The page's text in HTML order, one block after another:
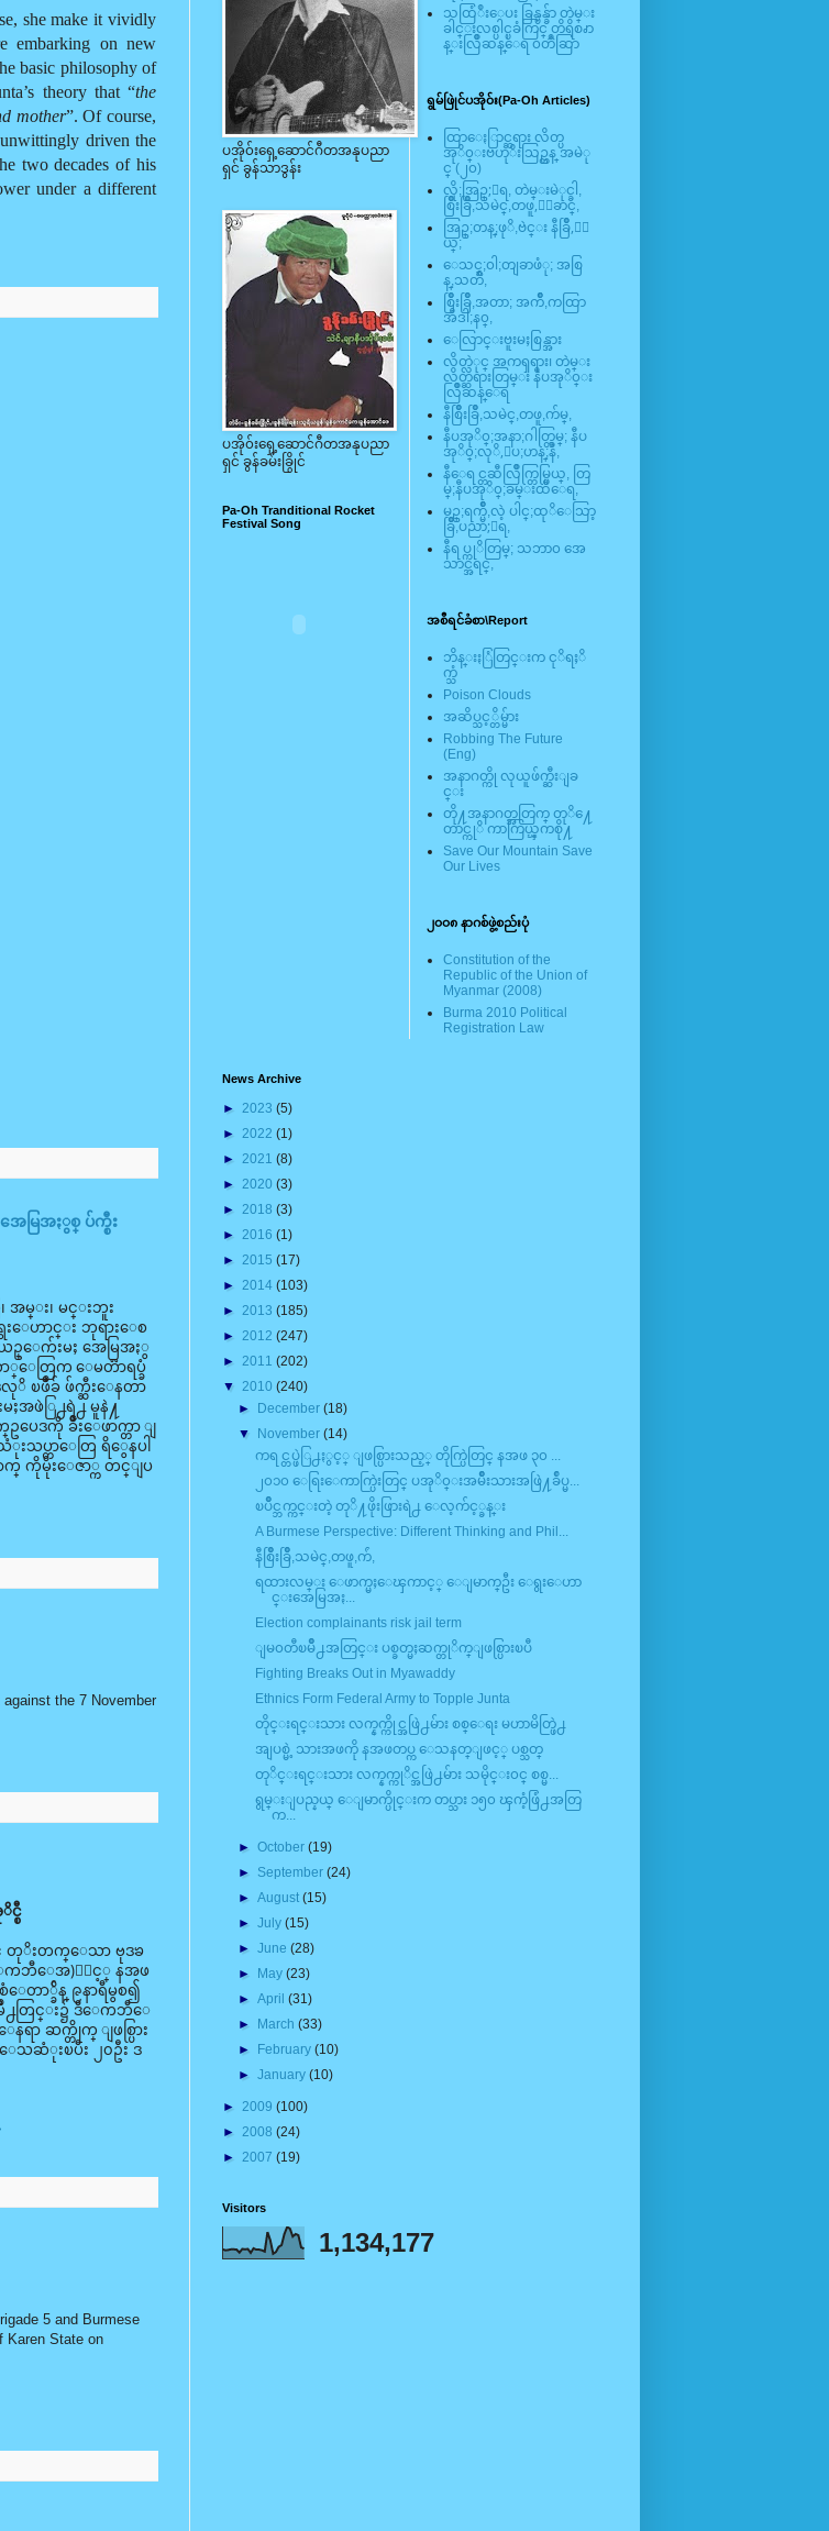
she make it vividly
embarking on new
basic philosophy of
theory that “the
mother”. Of course,
driven the
two decades of his
under a different
မြအႏွစ္ ပ်က္စီး
အမ္း၊ မင္းဘူး
ေဟာင္း ဘုရားေစ
ဥ္ေက်းမႈ အေမြအႏွ
ေတြက ေမတၱာရပ္ခံ
လုိ ၿဖိဳခ် ဖ်က္ဆီးေနတာ
ႈအဖဲြ႕ရဲ႕ မူနဲ႔
ေဒကို ခ်ဳိးေဖာက္တာ ျ
းသပ္တာေတြ ရိွေနပါ
ကိုမိုးေဇာ္က တင္ျပ
the 7 November
စီ
င္ တုိးတက္ေသာ ဗုဒၶ
ဒီေကဘီေအ)ႏွင့္ နအဖ
ေတာ္ခ်ိန္ ၉နာရီမွစ၍
႕တြင္း၌ ဒီေကဘီေ
ရာ ဆက္တိုက္ ျဖစ္ပြား
သဆံုးၿပီး ၂၀ဦး ဒ
5 and Burmese
Karen State on
ပအို၀်းရှေ့ဆောင်ဂီတအနုပညာ
ရှင် ခွန်သာဒွန်း
ပအို၀်းရှေ့ဆောင်ဂီတအနုပညာ
ရှင် ခွန်ခမ်းခြွိုင်
Pa-Oh Tranditional Rocket
Festival Song
သထြံဳးေပး ခြန္ဗန္ခ်ာ တဲမ္း
ခါင္းလစ္ပါင္ၿခံကြင္ တိရိစၧာ
န္းလြိဳဆန္ေရ ၀တၳဳဆြာ
ရွမ်ဖြုဲင်ပအို၀်း(Pa-Oh Articles)
ထြာေႏြာင္ဆရား လိတ္ပ
အုိ၀္းဗဟုိးသြဥ္တန္ အမဲု
င္ (၂၀)
လို;အြဥ္;ေရ, တဲမ္းမဲုင္ခါ,
စြိဳးခြိဳ,သမဲင္,တဖူ,ေျခာင္,
အြဥ္;တန္;ဖုိ,ဗဲင္း နီခြိဳ,ႏြ
ယ္;
ေသင္;၀ါ;တျခာဖံု; အစြ
န္,သတၱိ,
စြိဳးခြိဳ,အတာ; အက်ိဳ,ကထြာ
အီဒါ;န၀္,
ေလြာင္းဗူးမႈစြန္အား
လိတ္လဲုင္ အကၡရား၊ တဲမ္း
လိတ္ဆရားတြမ္း နီပအုိ၀္း
လြိဳဆန္ေရ
နီစြိဳးခြိဳ,သမဲင္,တဖူ,က်မ္,
နီပအုိ၀္;အနာ;ဂါတ္တြမ္; နီပ
အုိ၀္;လုိ,ေပ;ဟန္;နီ,
နီေရင္တဆီလြိဳက္တြမ္ပြယ္, တြ
မ္;နီပအုိ၀္;ခမ္းထီေရ,
မဥ္;ရက္မ်ိဳ,လဲ့ ပါင္;ထုိေသြာ့
ခြိဳ,ပညာ;ေရ,
နီရပ္ကုိတြမ္; သဘာ၀ အေ
သာင္အရင္,
အစီရင်ခံစာ\Report
ဘိန္းႏြံတြင္းက ငုိရႈိ
က္သံ
Poison Clouds
အဆိပ္သင့္တိမ္မ်ား
Robbing The Future
(Eng)
အနာဂတ္ကို လုယူဖ်က္ဆီးျခ
င္း
တို႔အနာဂတ္အတြက္ တုိ႔ေ
တာင္ကုိ ကာကြယ္ၾကစို႔
Save Our Mountain Save
Our Lives
၂၀၀၈ နာဂစ်ဖွဲ့စည်းပုံ
Constitution of the
Republic of the Union of
Myanmar (2008)
Burma 2010 Political
Registration Law
News Archive
► 2023 (5)
► 2022 (1)
► 2021 (8)
► 2020 (3)
► 2018 (3)
► 2016 (1)
► 2015 (17)
► 2014 (103)
► 2013 (185)
► 2012 (247)
► 2011 (202)
▼ 2010 (240)
► December(18)
▼ November(14)
ကရင္တပ္ဖဲြ႕ႏွင့္ ျဖစ္ပြားသည့္ တိုက္ပြဲတြင္ နအဖ ၃၀ ...
၂၀၁၀ ေရြးေကာက္ပြဲးတြင္ ပအုိ၀္းအမ်ိဳးသားအဖြဲ႔ခ်ဳပ္မ...
ၿပိဳင္ဘက္ကင္းတဲ့ တုိ႔ဖိုးဖြားရဲ႕ ေလ့က်င့္ခန္း
A Burmese Perspective: Different Thinking and Phil...
နီစြိဳးခြိဳ,သမဲင္,တဖူ,က်ံ,
ရထားလမ္း ေဖာက္မႈေၾကာင့္ ေျမာက္ဦး ေရွးေဟာ
င္းအေမြအႏ...
Election complainants risk jail term
ျမ၀တီၿမိဳ႕အတြင္း ပစ္ခတ္မႈဆက္တုိက္ျဖစ္ပြားၿပီ
Fighting Breaks Out in Myawaddy
Ethnics Form Federal Army to Topple Junta
တိုင္းရင္းသား လက္နက္ကိုင္အဖြဲ႕မ်ား စစ္ေရး မဟာမိတ္ဖြဲ႕
အျပစ္မဲ့ သားအဖကို နအဖတပ္က ေသနတ္ျဖင့္ ပစ္သတ္
တုိင္းရင္းသား လက္နက္ကုိင္အဖြဲ႕မ်ား သမိုင္း၀င္ စစ္မ...
ရွမ္းျပည္နယ္ ေျမာက္ပိုင္းက တပ္သား ၁၅၀ ၾကံ့ဖြံ႕အတြ
က...
►October(19)
► September(24)
►August(15)
►July(15)
►June(28)
► May(23)
►April(31)
► March(33)
► February(10)
►January(10)
► 2009 (100)
► 2008 (24)
► 2007 (19)
Visitors
1,134,177